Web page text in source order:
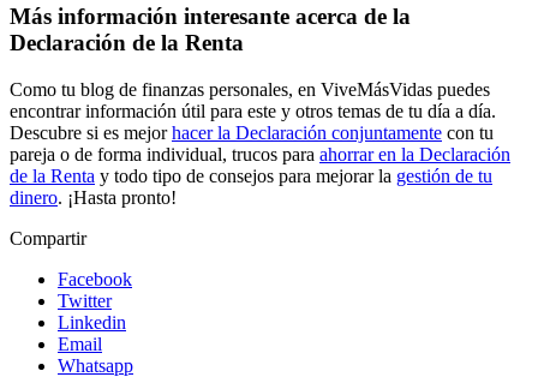
Más información interesante acerca de la
Declaración de la Renta
Como tu blog de finanzas personales, en ViveMásVidas puedes
encontrar información útil para este y otros temas de tu día a día.
Descubre si es mejorhacer la Declaración conjuntamente con tu
pareja o de forma individual, trucos para ahorrar en la Declaración
de la Renta y todo tipo de consejos para mejorar la gestión de tu
dinero. ¡Hasta pronto!
Compartir
Facebook
Twitter
Linkedin
Email
Whatsapp